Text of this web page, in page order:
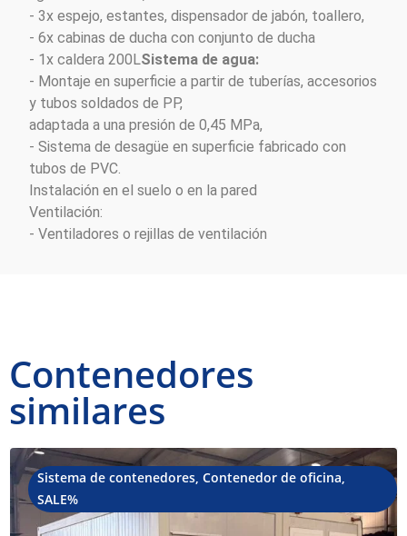
- 3x espejo, estantes, dispensador de jabón, toallero,
- 6x cabinas de ducha con conjunto de ducha
- 1x caldera 200LSistema de agua:
- Montaje en superficie a partir de tuberías, accesorios
y tubos soldados de PP,
adaptada a una presión de 0,45 MPa,
- Sistema de desagüe en superficie fabricado con
tubos de PVC.
Instalación en el suelo o en la pared
Ventilación:
- Ventiladores o rejillas de ventilación
Contenedores
similares
Sistema de contenedores Contenedor de oficina
SALE%